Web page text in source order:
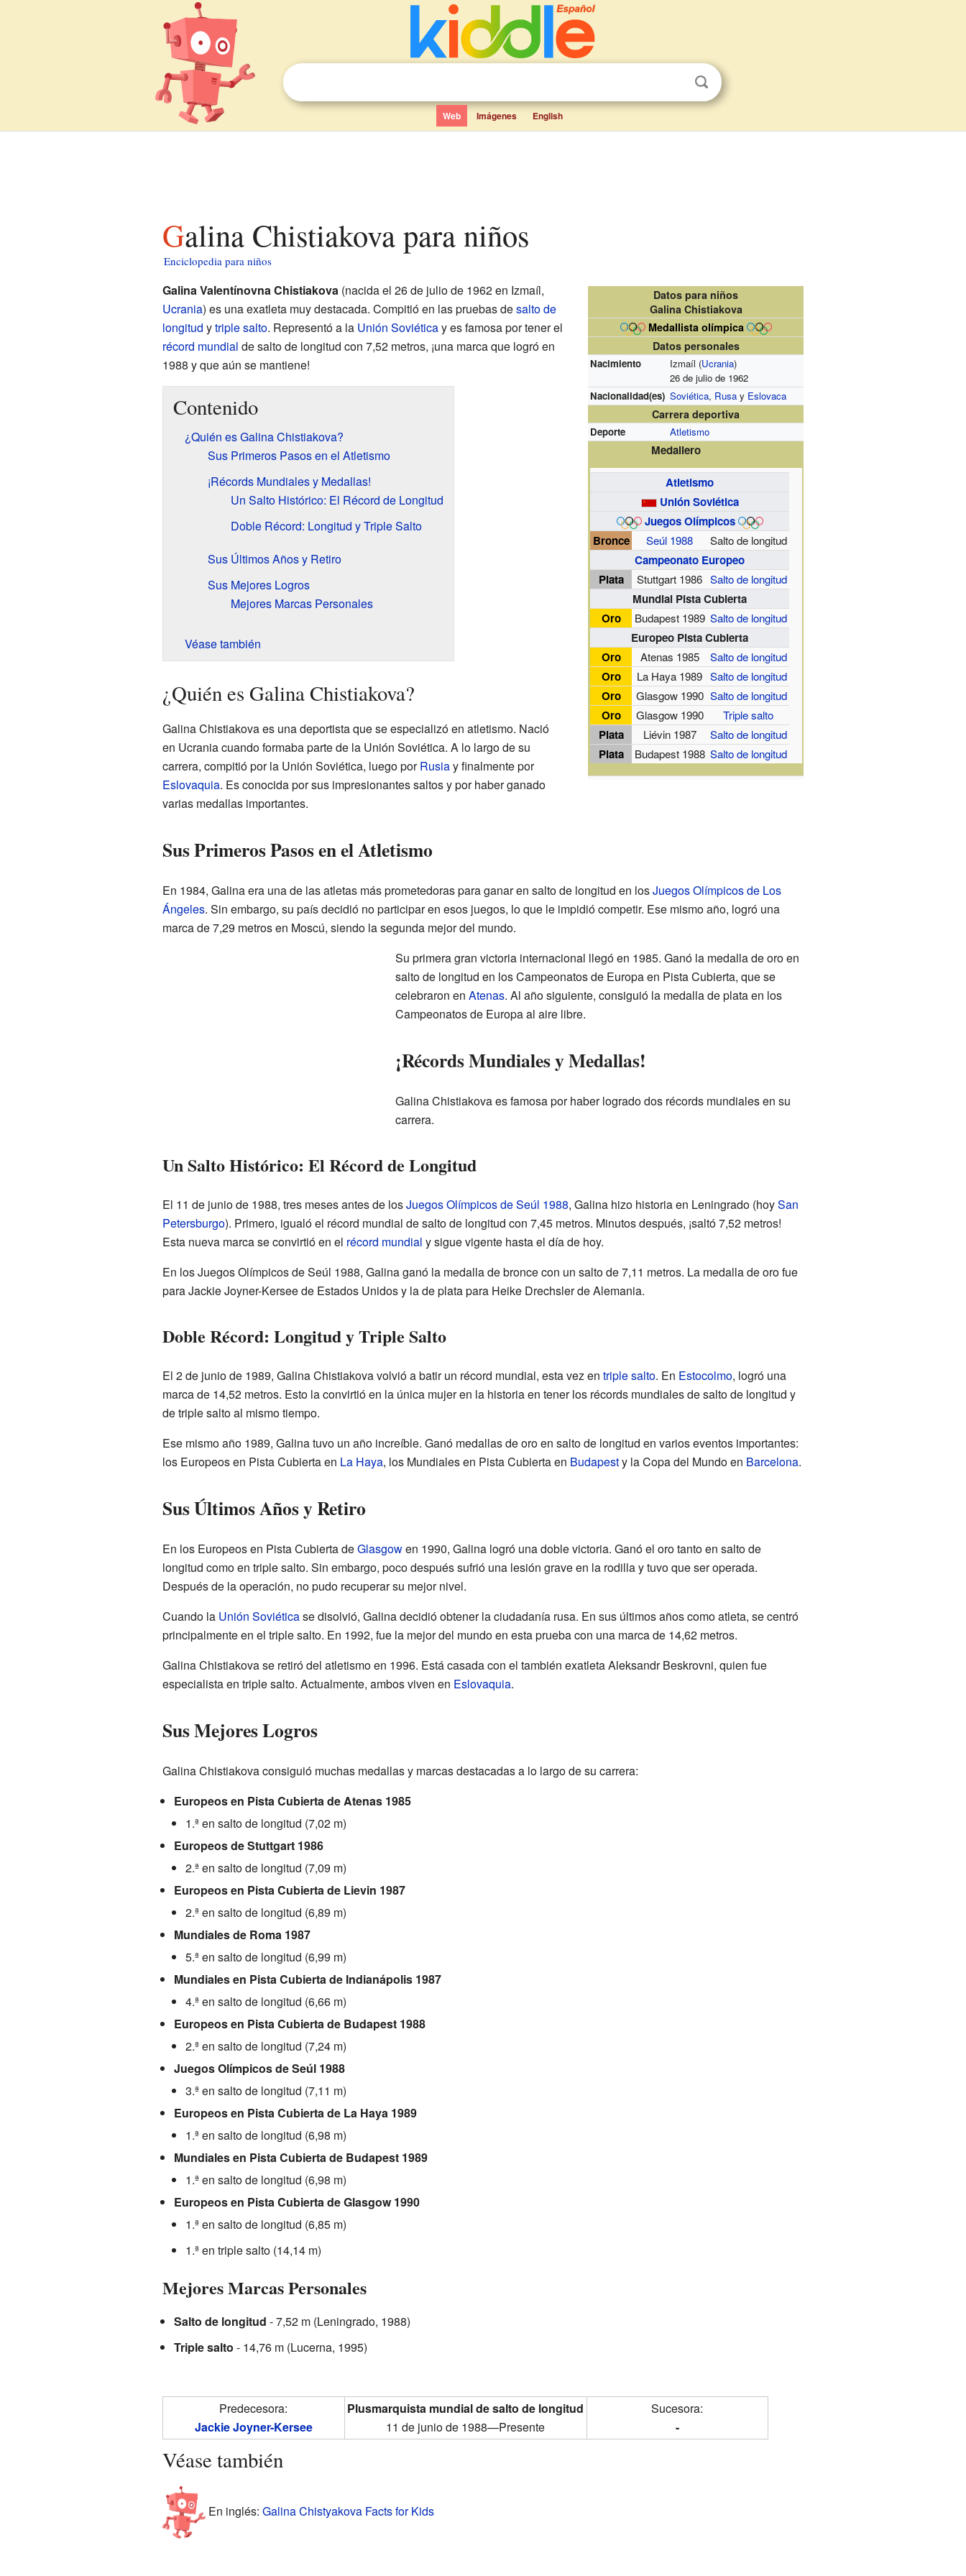
Web Imágenes English
Galina Chistiakova para niños
Enciclopedia para niños
Datos para niños
Galina Chistiakova
Medallista olímpica
Datos personales
Nacimiento Izmaíl (Ucrania)
26 de julio de 1962
Nacionalidad(es) Soviética, Rusa y Eslovaca
Carrera deportiva
Deporte Atletismo
Medallero
Atletismo
Unión Soviética
Juegos Olímpicos
Bronce
Seúl 1988 Salto de longitud
Campeonato Europeo
Plata
Stuttgart 1986 Salto de longitud
Mundial Pista Cubierta
Oro
Budapest 1989 Salto de longitud
Europeo Pista Cubierta
Oro
Atenas 1985 Salto de longitud
Oro La Haya 1989 Salto de longitud
Oro Glasgow 1990 Salto de longitud
Oro Glasgow 1990 Triple salto
Plata Liévin 1987 Salto de longitud
Plata Budapest 1988 Salto de longitud
Galina Valentínovna Chistiakova(nacida el 26 de julio de 1962 en Izmaíl,
Ucrania) es una exatleta muy destacada. Compitió en las pruebas desalto de
longitud ytriple salto. Representó a la Unión Soviéticay es famosa por tener el
récord mundial de salto de longitud con 7,52 metros, ¡una marca que logró en
1988 y que aún se mantiene!
Contenido
¿Quién es Galina Chistiakova?
Sus Primeros Pasos en el Atletismo
¡Récords Mundiales y Medallas!
Un Salto Histórico: El Récord de Longitud
Doble Récord: Longitud y Triple Salto
Sus Últimos Años y Retiro
Sus Mejores Logros
Mejores Marcas Personales
Véase también
¿Quién es Galina Chistiakova?
Galina Chistiakova es una deportista que se especializó en atletismo. Nació
en Ucrania cuando formaba parte de la Unión Soviética. A lo largo de su
carrera, compitió por la Unión Soviética, luego porRusiay finalmente por
Eslovaquia. Es conocida por sus impresionantes saltos y por haber ganado
varias medallas importantes.
Sus Primeros Pasos en el Atletismo
En 1984, Galina era una de las atletas más prometedoras para ganar en salto de longitud en losJuegos Olímpicos de Los
Ángeles. Sin embargo, su país decidió no participar en esos juegos, lo que le impidió competir. Ese mismo año, logró una
marca de 7,29 metros en Moscú, siendo la segunda mejor del mundo.
Su primera gran victoria internacional llegó en 1985. Ganó la medalla de oro en
salto de longitud en los Campeonatos de Europa en Pista Cubierta, que se
celebraron en Atenas. Al año siguiente, consiguió la medalla de plata en los
Campeonatos de Europa al aire libre.
¡Récords Mundiales y Medallas!
Galina Chistiakova es famosa por haber logrado dos récords mundiales en su
carrera.
Un Salto Histórico: El Récord de Longitud
El 11 de junio de 1988, tres meses antes de losJuegos Olímpicos de Seúl 1988, Galina hizo historia en Leningrado (hoySan
Petersburgo). Primero, igualó el récord mundial de salto de longitud con 7,45 metros. Minutos después, ¡saltó 7,52 metros!
Esta nueva marca se convirtió en el récord mundial y sigue vigente hasta el día de hoy.
En los Juegos Olímpicos de Seúl 1988, Galina ganó la medalla de bronce con un salto de 7,11 metros. La medalla de oro fue
para Jackie Joyner-Kersee de Estados Unidos y la de plata para Heike Drechsler de Alemania.
Doble Récord: Longitud y Triple Salto
El 2 de junio de 1989, Galina Chistiakova volvió a batir un récord mundial, esta vez en triple salto. En Estocolmo, logró una
marca de 14,52 metros. Esto la convirtió en la única mujer en la historia en tener los récords mundiales de salto de longitud y
de triple salto al mismo tiempo.
Ese mismo año 1989, Galina tuvo un año increíble. Ganó medallas de oro en salto de longitud en varios eventos importantes:
los Europeos en Pista Cubierta en La Haya, los Mundiales en Pista Cubierta en Budapesty la Copa del Mundo en Barcelona.
Sus Últimos Años y Retiro
En los Europeos en Pista Cubierta deGlasgowen 1990, Galina logró una doble victoria. Ganó el oro tanto en salto de
longitud como en triple salto. Sin embargo, poco después sufrió una lesión grave en la rodilla y tuvo que ser operada.
Después de la operación, no pudo recuperar su mejor nivel.
Cuando la Unión Soviéticase disolvió, Galina decidió obtener la ciudadanía rusa. En sus últimos años como atleta, se centró
principalmente en el triple salto. En 1992, fue la mejor del mundo en esta prueba con una marca de 14,62 metros.
Galina Chistiakova se retiró del atletismo en 1996. Está casada con el también exatleta Aleksandr Beskrovni, quien fue
especialista en triple salto. Actualmente, ambos viven en Eslovaquia.
Sus Mejores Logros
Galina Chistiakova consiguió muchas medallas y marcas destacadas a lo largo de su carrera:
Europeos en Pista Cubierta de Atenas 1985
1.ª en salto de longitud (7,02 m)
Europeos de Stuttgart 1986
2.ª en salto de longitud (7,09 m)
Europeos en Pista Cubierta de Lievin 1987
2.ª en salto de longitud (6,89 m)
Mundiales de Roma 1987
5.ª en salto de longitud (6,99 m)
Mundiales en Pista Cubierta de Indianápolis 1987
4.ª en salto de longitud (6,66 m)
Europeos en Pista Cubierta de Budapest 1988
2.ª en salto de longitud (7,24 m)
Juegos Olímpicos de Seúl 1988
3.ª en salto de longitud (7,11 m)
Europeos en Pista Cubierta de La Haya 1989
1.ª en salto de longitud (6,98 m)
Mundiales en Pista Cubierta de Budapest 1989
1.ª en salto de longitud (6,98 m)
Europeos en Pista Cubierta de Glasgow 1990
1.ª en salto de longitud (6,85 m)
1.ª en triple salto (14,14 m)
Mejores Marcas Personales
Salto de longitud - 7,52 m (Leningrado, 1988)
Triple salto - 14,76 m (Lucerna, 1995)
Predecesora:
Jackie Joyner-Kersee
Plusmarquista mundial de salto de longitud
11 de junio de 1988—Presente
Sucesora:
-
Véase también
En inglés: Galina Chistyakova Facts for Kids